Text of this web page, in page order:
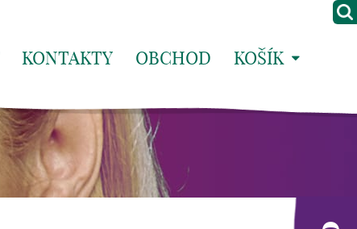
KONTAKTY OBCHOD KOŠÍK